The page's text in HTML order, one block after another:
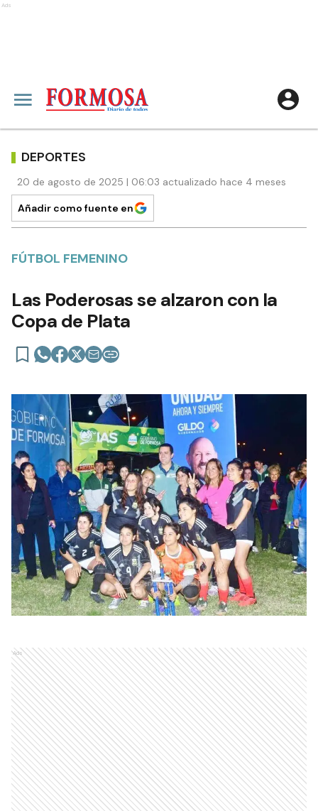
Ads
DEPORTES
20 de agosto de 2025 | 06:03 actualizado hace 4 meses
Añadir como fuente en
FÚTBOL FEMENINO
Las Poderosas se alzaron con la
Copa de Plata
Ads